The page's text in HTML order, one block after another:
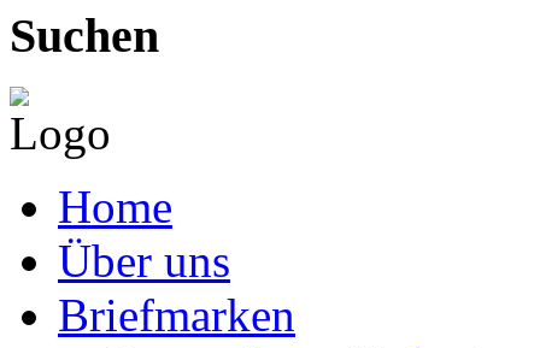
Suchen
Home
Über uns
Briefmarken